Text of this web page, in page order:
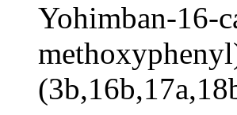
Yohimban-16-